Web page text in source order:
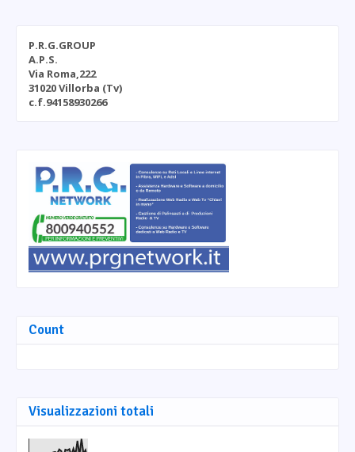
P.R.G.GROUP
A.P.S.
Via Roma,222
31020 Villorba (Tv)
c.f.94158930266
Count
Visualizzazioni totali